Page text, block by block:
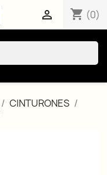
shopping_cart (0)

CINTURONES